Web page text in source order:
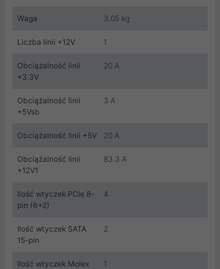
Waga 3.05 kg
Liczba linii +12V 1
Obciążalność linii
+3.3V
20 A
Obciążalność linii
+5Vsb
3 A
Obciążalność linii +5V 20 A
Obciążalność linii
+12V1
83.3 A
Ilość wtyczek PCIe 8-
pin (6+2)
4
Ilość wtyczek SATA
15-pin
2
Ilość wtyczek Molex 1